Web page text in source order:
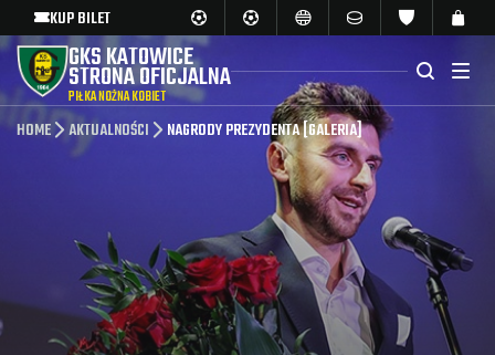
KUP BILET
GKS KATOWICE
STRONA OFICJALNA
PIŁKA NOŻNA KOBIET
HOME AKTUALNOŚCI NAGRODY PREZYDENTA [GALERIA]